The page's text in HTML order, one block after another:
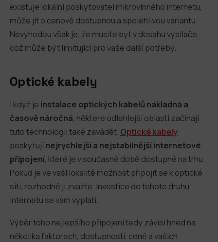
existuje lokální poskytovatel mikrovlnného internetu,
může jít o cenově dostupnou a spolehlivou variantu.
Nevýhodou však je, že musíte být v dosahu vysílače,
což může být limitující pro vaše další potřeby.
Optické kabely
I když je instalace optických kabelů nákladná a
časově náročná , některé odlehlejší oblasti začínají
tuto technologii také zavádět. Optické kabely
poskytujínejrychlejší a nejstabilnější internetové
připojení , které je v současné době dostupné na trhu.
Pokud je ve vaší lokalitě možnost připojit se k optické
síti, rozhodně ji zvažte. Investice do tohoto druhu
internetu se vám vyplatí.
Výběr toho nejlepšího připojení tedy závisí hned na
několika faktorech, dostupnosti, ceně a vašich